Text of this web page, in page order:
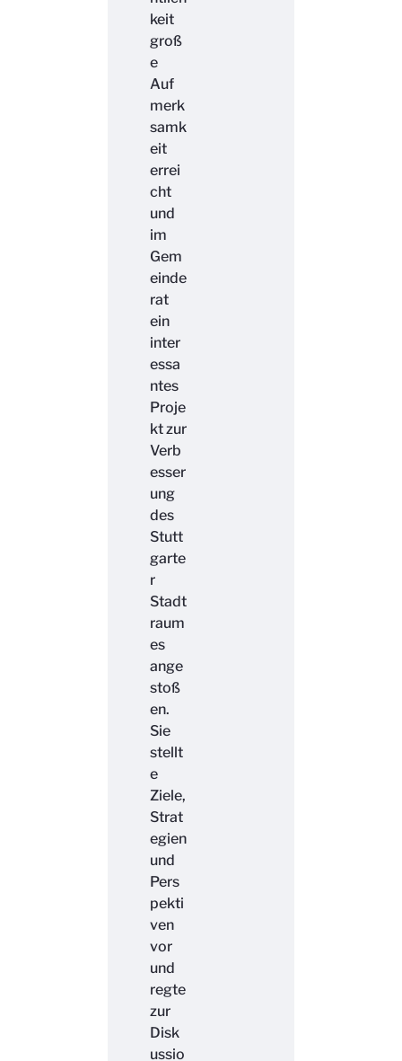
keit
groß
e
Auf
merk
samk
eit
errei
cht
und
im
Gem
einde
rat
ein
inter
essa
ntes
Proje
kt zur
Verb
esser
ung
des
Stutt
garte
r
Stadt
raum
es
ange
stoß
en.
Sie
stellt
e
Ziele,
Strat
egien
und
Pers
pekti
ven
vor
und
regte
zur
Disk
ussio